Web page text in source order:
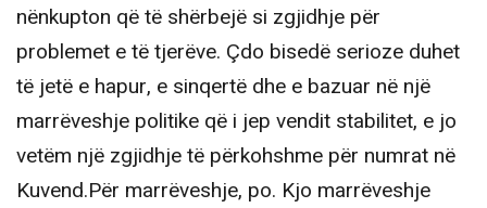
nënkupton që të shërbejë si zgjidhje për
problemet e të tjerëve. Çdo bisedë serioze duhet
të jetë e hapur, e sinqertë dhe e bazuar në një
marrëveshje politike që i jep vendit stabilitet, e jo
vetëm një zgjidhje të përkohshme për numrat në
Kuvend.Për marrëveshje, po. Kjo marrëveshje